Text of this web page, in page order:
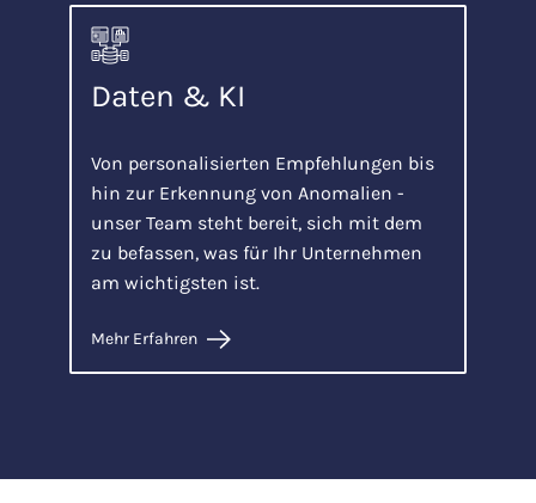
Daten & KI
Von personalisierten Empfehlungen bis
hin zur Erkennung von Anomalien -
unser Team steht bereit, sich mit dem
zu befassen, was für Ihr Unternehmen
am wichtigsten ist.
Mehr Erfahren